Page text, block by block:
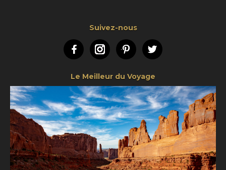
Suivez-nous
FacebookInstagramPinterestTwitter
Le Meilleur du Voyage